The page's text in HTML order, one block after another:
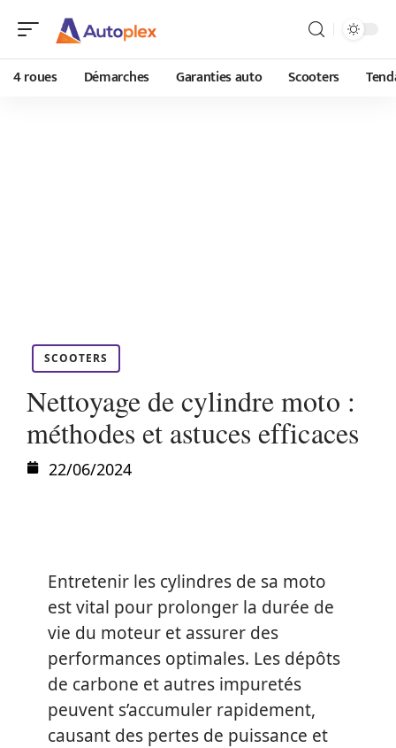
4 roues Démarches Garanties auto Scooters
SCOOTERS
Nettoyage de cylindre moto :
méthodes et astuces efficaces
22/06/2024
Entretenir les cylindres de sa moto
est vital pour prolonger la durée de
vie du moteur et assurer des
performances optimales. Les dépôts
de carbone et autres impuretés
peuvent s’accumuler rapidement,
causant des pertes de puissance et